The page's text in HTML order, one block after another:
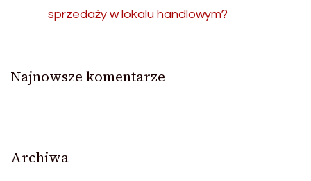
sprzedaży w lokalu handlowym?
Najnowsze komentarze
Archiwa